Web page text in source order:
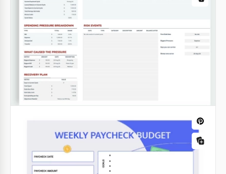
Wöchentliche Gehaltsabrechnung
Budgetvorlage
Google Sheets